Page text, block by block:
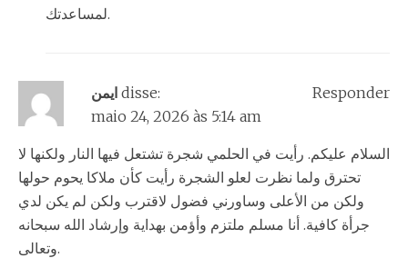
لمساعدتك.
ايمن disse:
maio 24, 2026 às 5:14 am
السلام عليكم. رأيت في الحلمي شجرة تشتعل فيها النار ولكنها لا
تحترق ولما نظرت لعلو الشجرة رأيت كأن ملاكا يحوم حولها
ولكن من الأعلى وساورني فضول لاقترب ولكن لم يكن لدي
جرأة كافية. أنا مسلم ملتزم وأؤمن بهداية وإرشاد الله سبحانه
وتعالى.
Responder